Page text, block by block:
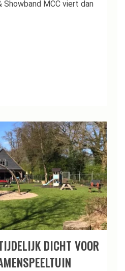
Showband MCC viert dan
DICHT VOOR